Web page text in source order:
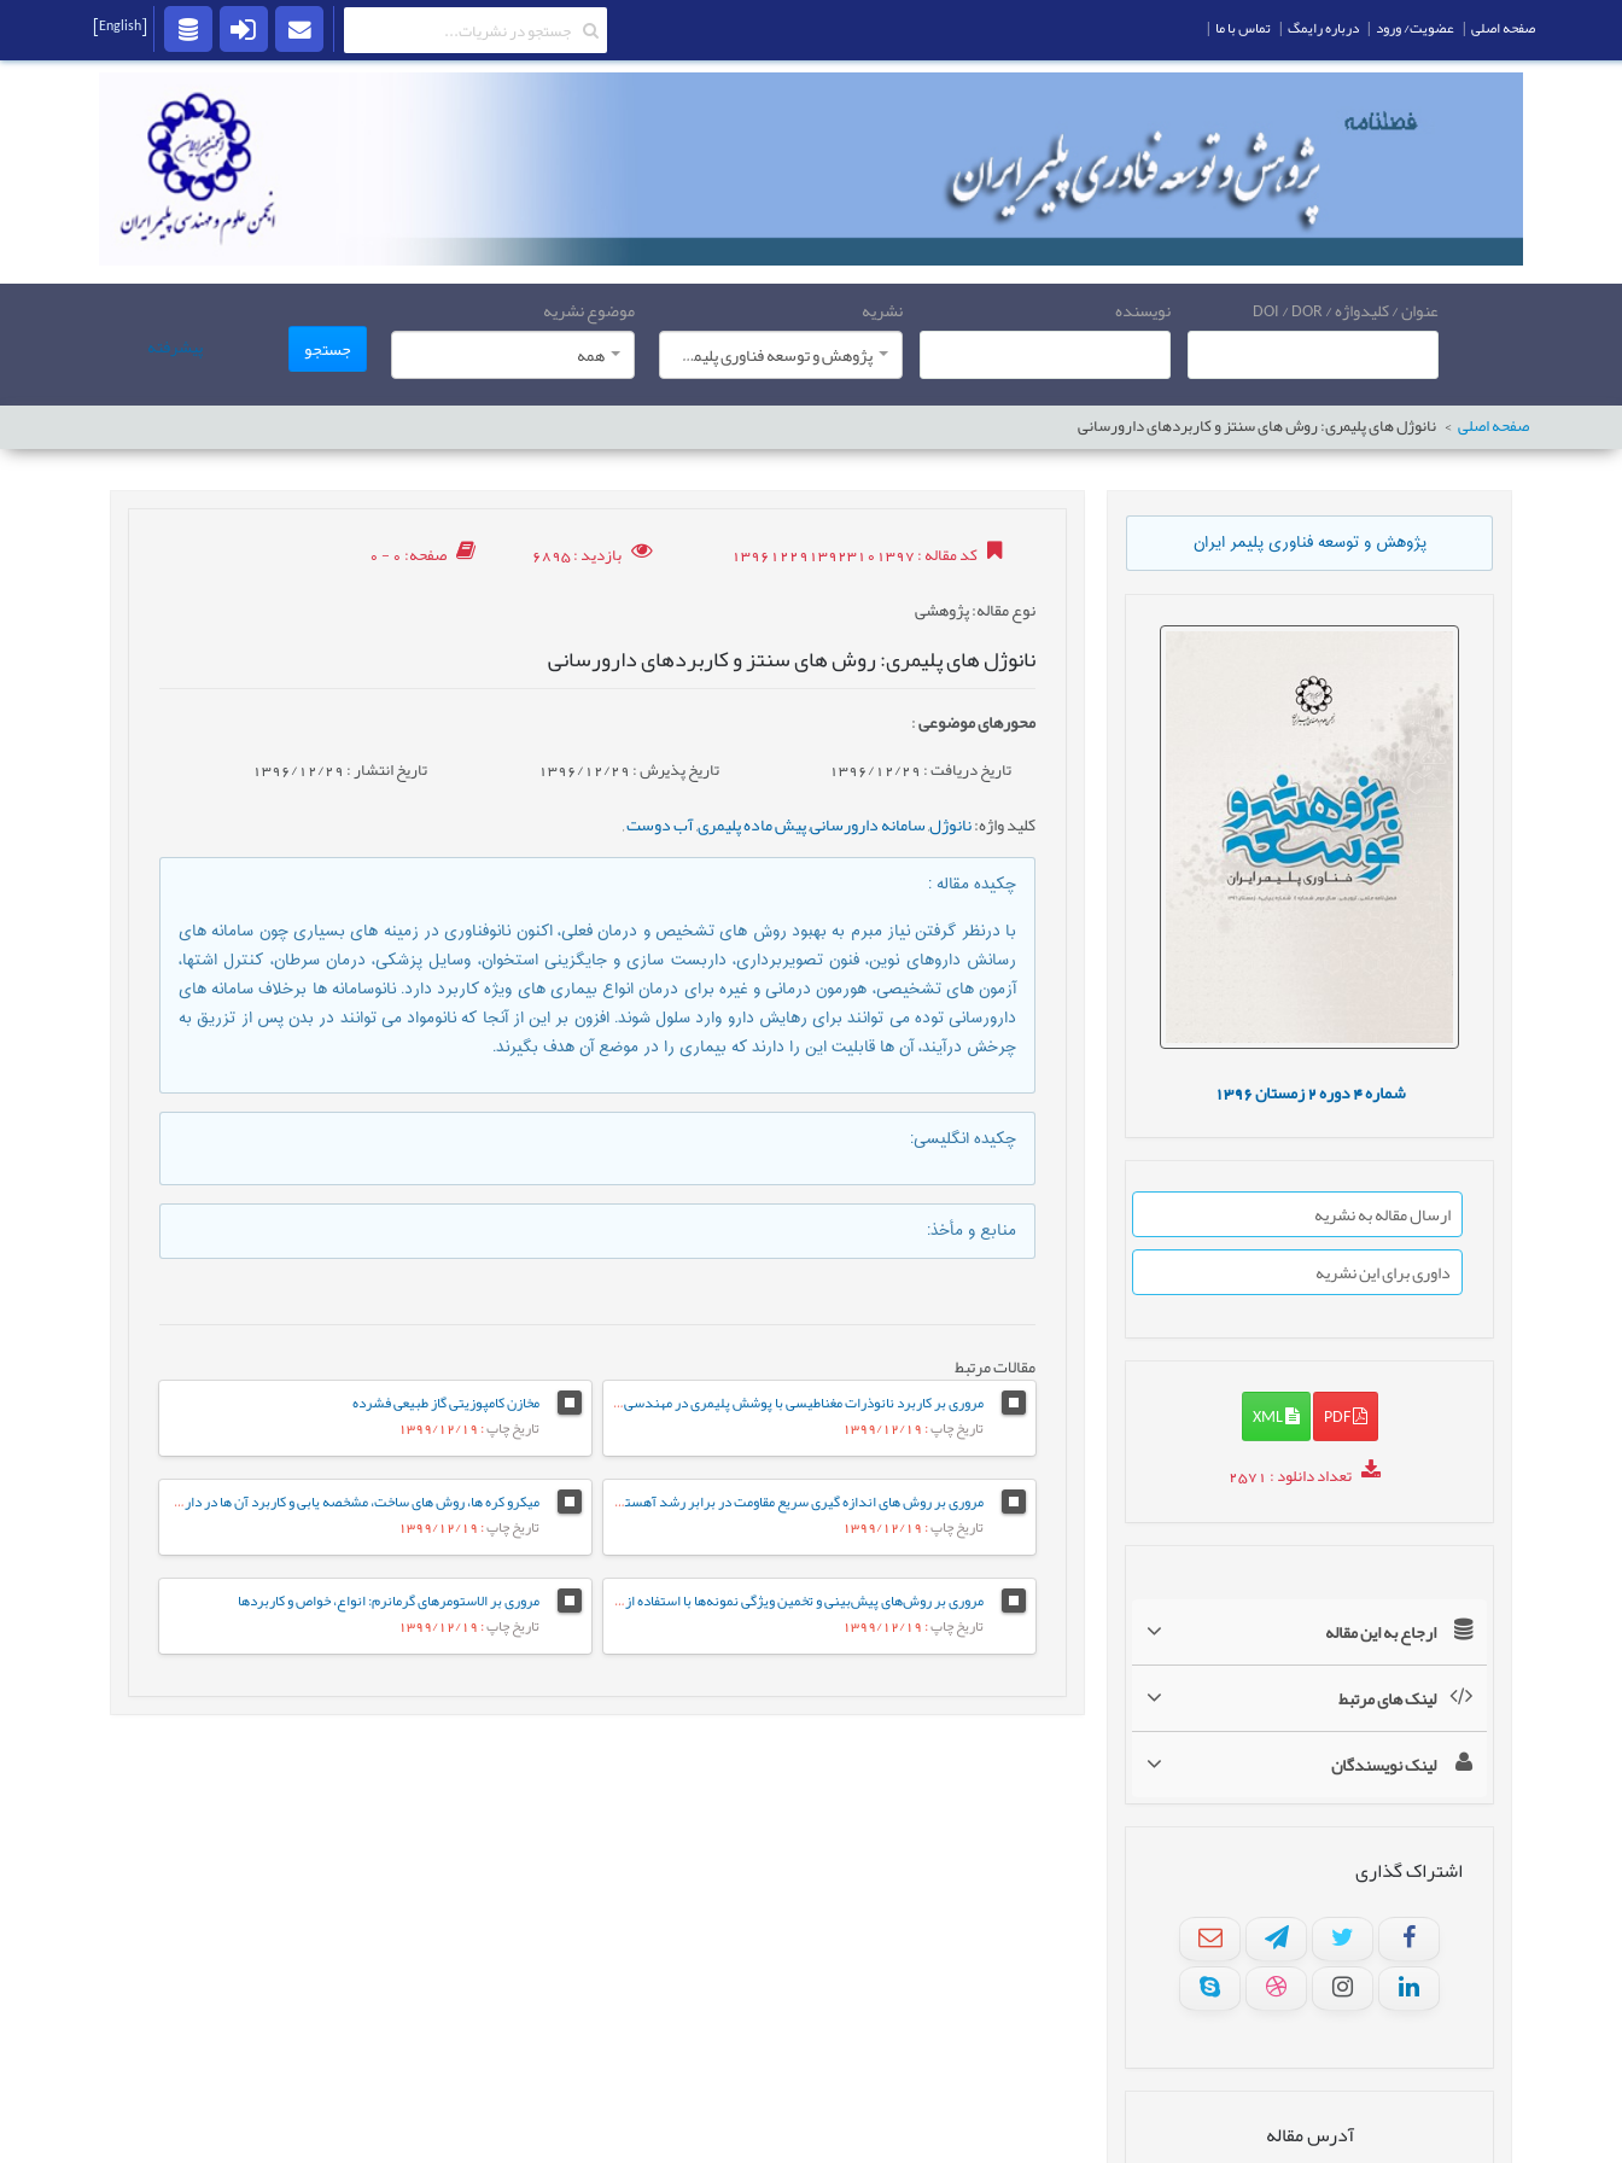
عنوان / کلیدواژه / DOI / DOR نویسنده
نشریه
پژوهش و توسعه فناوری پلیمر ایران
موضوع نشریه
همه
جستجو پیشرفته
صفحه اصلی نانوژل های پلیمری: روش های سنتز و کاربردهای دارورسانی
پژوهش و توسعه فناوری پلیمر ایران
شماره4 دوره زمستان1396
ارسال مقاله به نشریه
داوری برای این نشریه
PDF
XML
تعداد دانلود: 2571
ارجاع به این مقاله
لینک های مرتبط
لینک نویسندگان
اشتراک گذاری
آدرس مقاله
کد مقاله: 1396122913923101397 بازدید: 6895 صفحه: 0 - 0
نوع مقاله: پژوهشی
نانوژل های پلیمری: روش های سنتز و کاربردهای دارورسانی
محورهای موضوعی:
تاریخ دریافت : 1396/12/29 تاریخ پذیرش : 1396/12/29 تاریخ انتشار : 1396/12/29
کلید واژه:نانوژل,سامانه دارورسانی,پیش ماده پلیمری,آب دوست,
چکیده مقاله:
با درنظر گرفتن نیاز مبرم به بهبود روش های تشخیص و درمان فعلی، اکنون نانوفناوری در زمینه های بسیاری چون سامانه های
رسانش داروهای نوین، فنون تصویربرداری، داربست سازی و جایگزینی استخوان، وسایل پزشکی، درمان سرطان، کنترل اشتها،
آزمون های تشخیصی، هورمون درمانی و غیره برای درمان انواع بیماری های ویژه کاربرد دارد. نانوسامانه ها برخلاف سامانه های
دارورسانی توده می توانند برای رهایش دارو وارد سلول شوند. افزون بر این از آنجا که نانومواد می توانند در بدن پس از تزریق به
چرخش درآیند، آن ها قابلیت این را دارند که بیماری را در موضع آن هدف بگیرند.
چکیده انگلیسی:
منابع و مأخذ:
مقالات مرتبط
مروری بر کاربرد نانوذرات مغناطیسی با پوشش پلیمری در مهندسی بافت
تاریخ چاپ: 1399/12/19
مخازن کامپوزیتی گاز طبیعی فشرده
تاریخ چاپ: 1399/12/19
مروری بر روش های اندازه گیری سریع مقاومت در برابر رشد آهسته ترک پلی اتیلن سنگین
تاریخ چاپ: 1399/12/19
میکرو کره ها، روش های ساخت، مشخصه يابی و کاربرد آن ها در دارورسانی
تاریخ چاپ: 1399/12/19
مروری بر روش‌های پیش‌بینی و تخمین ویژگی نمونه‌ها با استفاده از روش‌های تجزیه‌ای و الگوریتم‌های یادگیری ماشین
تاریخ چاپ: 1399/12/19
مروری بر الاستومرهای گرمانرم: انواع، خواص و کاربردها
تاریخ چاپ: 1399/12/19
صفحه اصلی | عضویت/ ورود | درباره رایمگ | تماس با ما |
[English]